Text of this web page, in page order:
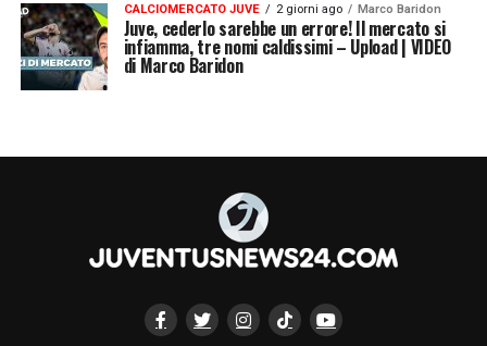
CALCIOMERCATO JUVE 2 giorni ago Marco Baridon
Juve, cederlo sarebbe un errore! Il mercato si
infiamma, tre nomi caldissimi – Upload | VIDEO
di Marco Baridon